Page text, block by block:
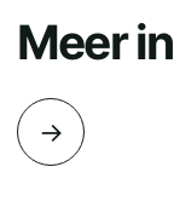
Meer in
→